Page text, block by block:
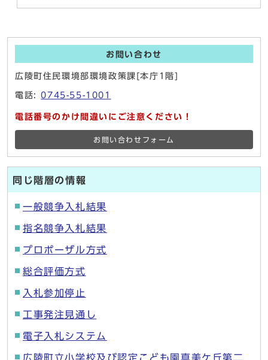
お問い合わせ
広陵町住民環境部環境政策課[本庁1階]
電話:0745-55-1001
電話番号のかけ間違いにご注意ください！
お問い合わせフォーム
同じ階層の情報
一般競争入札結果
指名競争入札結果
プロポーザル方式
総合評価方式
入札参加停止
工事発注見通し
電子入札システム
広陵町立小学校及び認定こども園真美ケ丘第二